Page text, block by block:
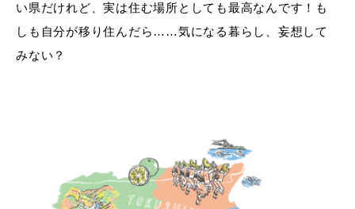
い県だけれど、実は住む場所としても最高なんです！も
しも自分が移り住んだら……気になる暮らし、妄想して
みない？